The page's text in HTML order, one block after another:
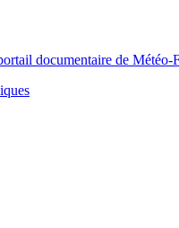
documentaire de Météo-